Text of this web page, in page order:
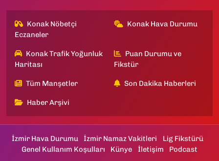
Konak Nöbetçi
Eczaneler
Konak Hava Durumu
Konak Trafik Yoğunluk
Haritası
Puan Durumu ve
Fikstür
Tüm Manşetler Son Dakika Haberleri
Haber Arşivi
İzmir Hava Durumu İzmir Namaz Vakitleri
Lig Fikstürü
Genel Kullanım Koşulları
Künye İletişim Podcast